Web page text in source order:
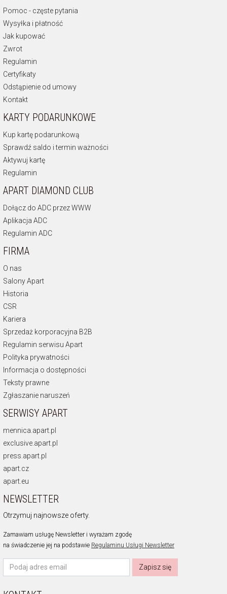
Pomoc - częste pytania
Wysyłka i płatność
Jak kupować
Zwrot
Regulamin
Certyfikaty
Odstąpienie od umowy
Kontakt
KARTY PODARUNKOWE
Kup kartę podarunkową
Sprawdź saldo i termin ważności
Aktywuj kartę
Regulamin
APART DIAMOND CLUB
Dołącz do ADC przez WWW
Aplikacja ADC
Regulamin ADC
FIRMA
O nas
Salony Apart
Historia
CSR
Kariera
Sprzedaż korporacyjna B2B
Regulamin serwisu Apart
Polityka prywatności
Informacja o dostępności
Teksty prawne
Zgłaszanie naruszeń
SERWISY APART
mennica.apart.pl
exclusive.apart.pl
press.apart.pl
apart.cz
apart.eu
NEWSLETTER
Otrzymuj najnowsze oferty.
Zamawiam usługę Newsletter i wyrażam zgodę
na świadczenie jej na podstawie Regulaminu Usługi Newsletter
Zapisz się